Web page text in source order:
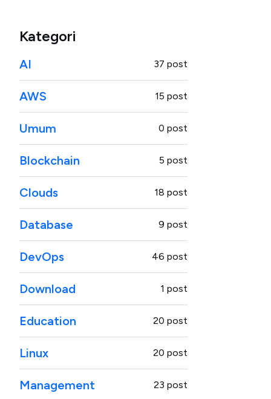
Kategori
AI 37 post
AWS 15 post
Umum 0 post
Blockchain 5 post
Clouds 18 post
Database 9 post
DevOps 46 post
Download 1 post
Education 20 post
Linux 20 post
Management 23 post